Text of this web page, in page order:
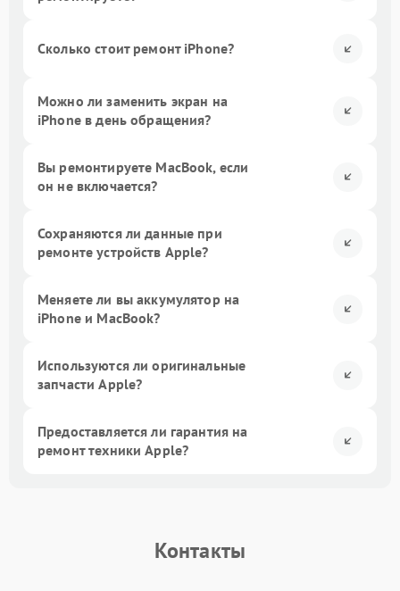
Сколько стоит ремонт iPhone?
Можно ли заменить экран на
iPhone в день обращения?
Вы ремонтируете MacBook, если
он не включается?
Сохраняются ли данные при
ремонте устройств Apple?
Меняете ли вы аккумулятор на
iPhone и MacBook?
Используются ли оригинальные
запчасти Apple?
Предоставляется ли гарантия на
ремонт техники Apple?
Контакты